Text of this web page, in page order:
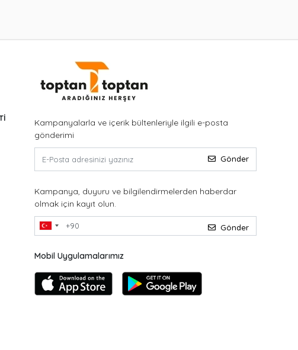
Kampanyalarla ve içerik bültenleriyle ilgili e-posta
gönderimi
Gönder
Kampanya, duyuru ve bilgilendirmelerden haberdar
olmak için kayıt olun.
Gönder
Mobil Uygulamalarımız